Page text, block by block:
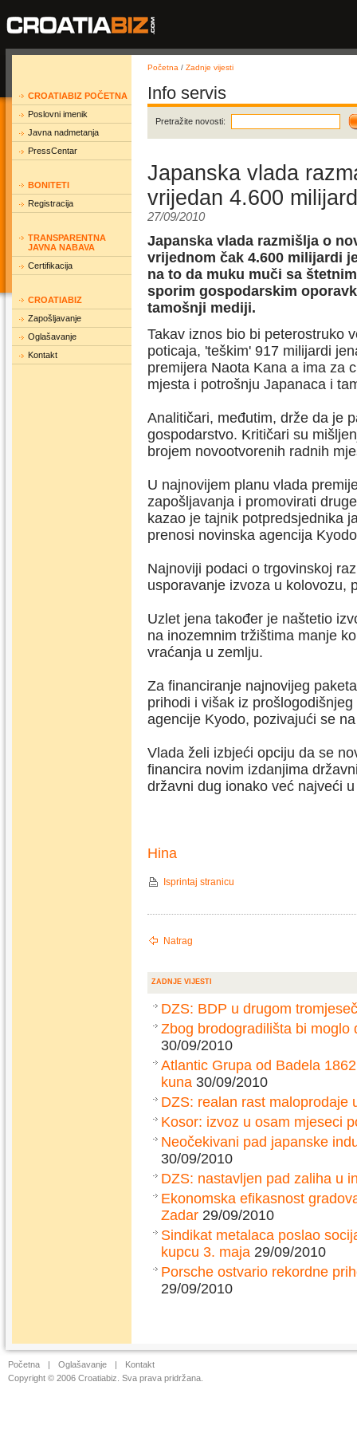
CROATIABIZ POČETNA
Poslovni imenik
Javna nadmetanja
PressCentar
BONITETI
Registracija
TRANSPARENTNA
JAVNA NABAVA
Certifikacija
CROATIABIZ
Zapošljavanje
Oglašavanje
Kontakt
Početna / Zadnje vijesti
Info servis
Pretražite novosti:
Japanska vlada
vrijedan 4.600
27/09/2010
Japanska vlada razmišlja o
vrijednom čak 4.600 milijardi
na to da muku muči sa
sporim gospodarskim
tamošnji mediji.
Takav iznos bio bi peterostruko
poticaja, 'teškim' 917 milijardi
premijera Naota Kana a ima za
mjesta i potrošnju Japanaca i
Analitičari, međutim, drže da je
gospodarstvo. Kritičari su
brojem novootvorenih radnih
U najnovijem planu vlada
zapošljavanja i promovirati
kazao je tajnik potpredsjednika
prenosi novinska agencija
Najnoviji podaci o trgovinskoj
usporavanje izvoza u kolovozu,
Uzlet jena također je naštetio
na inozemnim tržištima manje
vraćanja u zemlju.
Za financiranje najnovijeg
prihodi i višak iz
agencije Kyodo, pozivajući se
Vlada želi izbjeći opciju da se
financira novim izdanjima
državni dug ionako već najveći
Hina
Isprintaj stranicu
Natrag
ZADNJE VIJESTI
DZS: BDP u drugom
Zbog brodogradilišta bi moglo
30/09/2010
Atlantic Grupa od Badela
kuna 30/09/2010
DZS: realan rast maloprodaje
Kosor: izvoz u osam mjeseci
Neočekivani pad japanske
30/09/2010
DZS: nastavljen pad zaliha u
Ekonomska efikasnost
Zadar 29/09/2010
Sindikat metalaca poslao
kupcu 3. maja 29/09/2010
Porsche ostvario rekordne
29/09/2010
Početna | Oglašavanje |
Kontakt
Copyright © 2006 Croatiabiz. Sva prava pridržana.